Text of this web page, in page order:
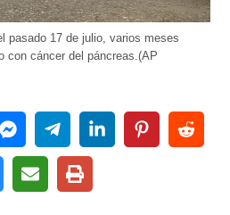
pasado 17 de julio, varios meses
con cáncer del páncreas.(AP